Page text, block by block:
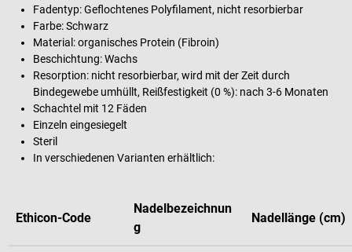
Fadentyp: Geflochtenes Polyfilament, nicht resorbierbar
Farbe: Schwarz
Material: organisches Protein (Fibroin)
Beschichtung: Wachs
Resorption: nicht resorbierbar, wird mit der Zeit durch
Bindegewebe umhüllt, Reißfestigkeit (0 %): nach 3-6 Monaten
Schachtel mit 12 Fäden
Einzeln eingesiegelt
Steril
In verschiedenen Varianten erhältlich:
Ethicon-Code
Nadelbezeichnun
g
Nadellänge (cm)